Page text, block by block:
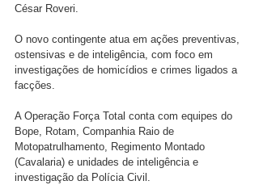
César Roveri.
O novo contingente atua em ações preventivas,
ostensivas e de inteligência, com foco em
investigações de homicídios e crimes ligados a
facções.
A Operação Força Total conta com equipes do
Bope, Rotam, Companhia Raio de
Motopatrulhamento, Regimento Montado
(Cavalaria) e unidades de inteligência e
investigação da Polícia Civil.